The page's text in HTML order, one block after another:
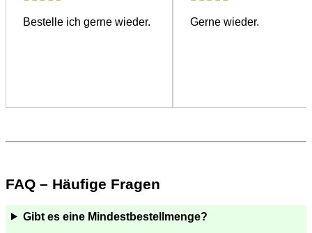
Bestelle ich gerne wieder. Gerne wieder.
FAQ – Häufige Fragen
Gibt es eine Mindestbestellmenge?